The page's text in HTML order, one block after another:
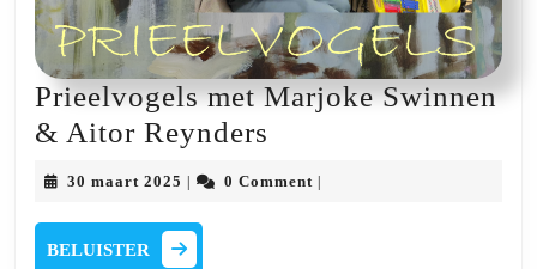
Prieelvogels met Marjoke Swinnen
& Aitor Reynders
30 maart 2025 30
2025
0 Comment
BELUISTER